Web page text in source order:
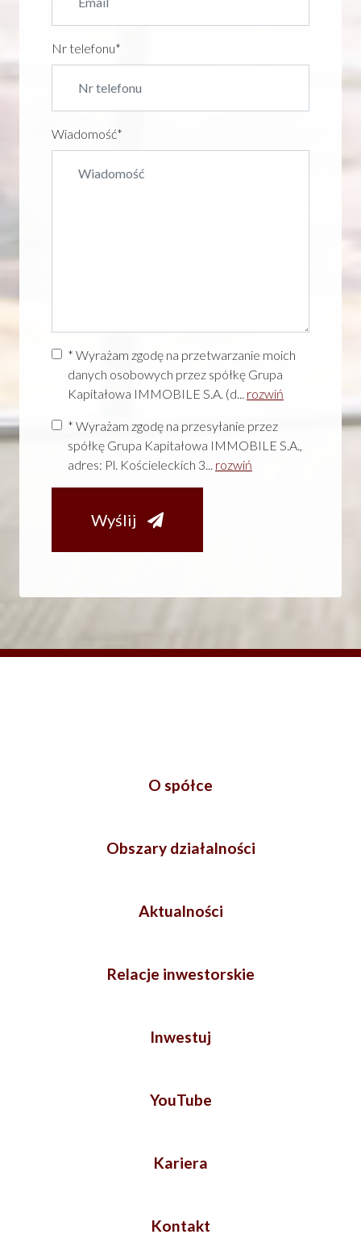
Nr telefonu*
Wiadomość*
* Wyrażam zgodę na przetwarzanie moich
danych osobowych przez spółkę Grupa
Kapitałowa IMMOBILE S.A. (d... rozwiń
* Wyrażam zgodę na przesyłanie przez
spółkę Grupa Kapitałowa IMMOBILE S.A.,
adres: Pl. Kościeleckich 3... rozwiń
Wyślij
O spółce
Obszary działalności
Aktualności
Relacje inwestorskie
Inwestuj
YouTube
Kariera
Kontakt